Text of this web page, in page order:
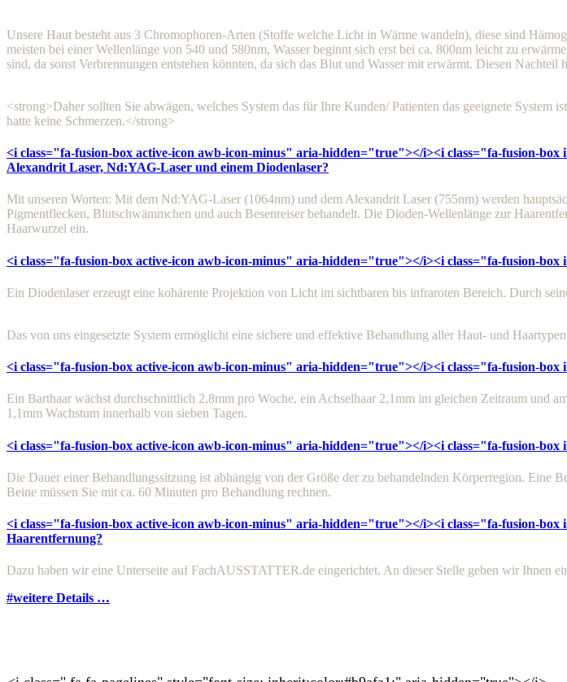
Unsere Haut besteht aus 3 Chromophoren-Arten (Stoffe welche Licht in Wärme wandeln), diese sind
meisten bei einer Wellenlänge von 540 und 580nm, Wasser beginnt sich erst bei ca. 800nm leicht zu
sind, da sonst Verbrennungen entstehen könnten, da sich das Blut und Wasser mit erwärmt. Diesen Nachteil
<strong>Daher sollten Sie abwägen, welches System das für Ihre Kunden/ Patienten das geeignete
hatte keine Schmerzen.</strong>
<i class="fa-fusion-box active-icon awb-icon-minus" aria-hidden="true"></i><i class="fa-fusion-
Alexandrit Laser, Nd:YAG-Laser und einem Diodenlaser?
Mit unseren Worten: Mit dem Nd:YAG-Laser (1064nm) und dem Alexandrit Laser (755nm) werden
Pigmentflecken, Blutschwämmchen und auch Besenreiser behandelt. Die Dioden-Wellenlänge zur
Haarwurzel ein.
<i class="fa-fusion-box active-icon awb-icon-minus" aria-hidden="true"></i><i class="fa-fusion-
Ein Diodenlaser erzeugt eine kohärente Projektion von Licht im sichtbaren bis infraroten Bereich. Durch
Das von uns eingesetzte System ermöglicht eine sichere und effektive Behandlung aller Haut- und
<i class="fa-fusion-box active-icon awb-icon-minus" aria-hidden="true"></i><i class="fa-fusion-
Ein Barthaar wächst durchschnittlich 2,8mm pro Woche, ein Achselhaar 2,1mm im gleichen Zeitraum und
1,1mm Wachstum innerhalb von sieben Tagen.
<i class="fa-fusion-box active-icon awb-icon-minus" aria-hidden="true"></i><i class="fa-fusion-
Die Dauer einer Behandlungssitzung ist abhängig von der Größe der zu behandelnden Körperregion.
Beine müssen Sie mit ca. 60 Minuten pro Behandlung rechnen.
<i class="fa-fusion-box active-icon awb-icon-minus" aria-hidden="true"></i><i class="fa-fusion-
Haarentfernung?
Dazu haben wir eine Unterseite auf FachAUSSTATTER.de eingerichtet. An dieser Stelle geben wir Ihnen
#weitere Details …